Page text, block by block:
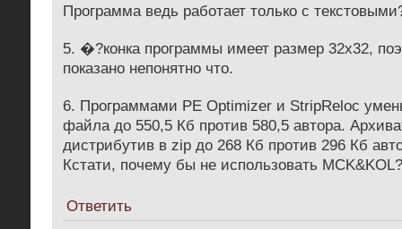
Программа ведь работает только с
5. �?конка программы имеет размер 32х32,
показано непонятно что.
6. Программами PE Optimizer и StripReloc
файла до 550,5 Кб против 580,5 автора.
дистрибутив в zip до 268 Кб против 296 Кб
Кстати, почему бы не использовать MCK&KOL?
Ответить